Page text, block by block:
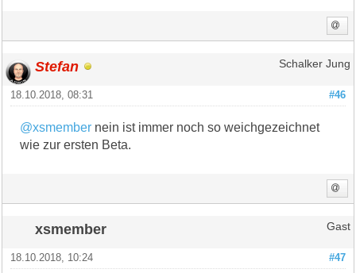
Stefan Schalker Jung
#46
18.10.2018, 08:31
@xsmember nein ist immer noch so weichgezeichnet
wie zur ersten Beta.
xsmember Gast
#47
18.10.2018, 10:24